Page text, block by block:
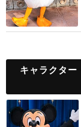
キャラクター